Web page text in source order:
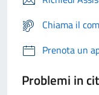
Chiama il
Prenota un
Problemi in